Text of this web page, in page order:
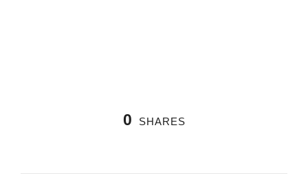
0 SHARES